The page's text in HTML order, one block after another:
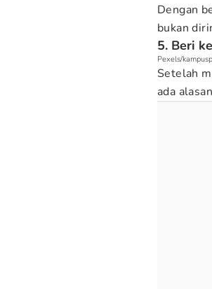
Dengan
bukan
5. Beri
Pexels/
Setelah
ada